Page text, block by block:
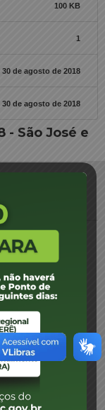
100 KB
1
30 de agosto de 2018
30 de agosto de 2018
- São José e